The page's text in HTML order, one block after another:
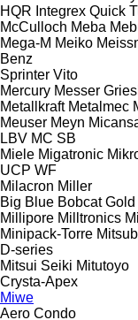
HQR Integrex Quick
McCulloch Meba
Mega-M Meiko
Benz
Sprinter Vito
Mercury Messer
Metallkraft Metalmec
Meuser Meyn
LBV MC SB
Miele Migatronic
UCP WF
Milacron Miller
Big Blue Bobcat Gold
Millipore Milltronics
Minipack-Torre
D-series
Mitsui Seiki Mitutoyo
Crysta-Apex
Miwe
Aero Condo